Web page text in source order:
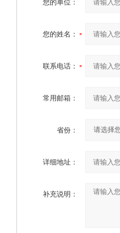
您的单位：
您的姓名：
联系电话：
常用邮箱：
省份：
详细地址：
补充说明：